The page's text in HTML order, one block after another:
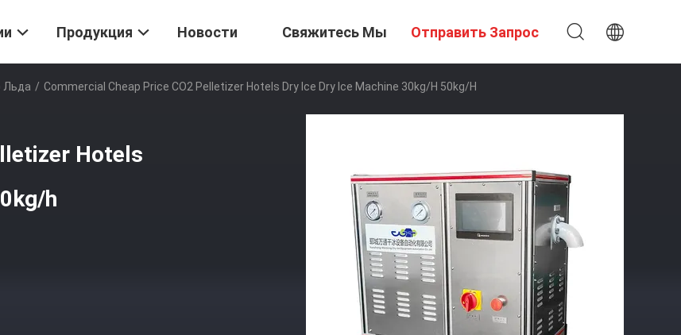
Продукция Новости Свяжитесь Мы Отправить Запрос
Льда / Commercial Cheap Price CO2 Pelletizer Hotels Dry Ice Dry Ice Machine 30kg/h 50kg/h
Hotels
h